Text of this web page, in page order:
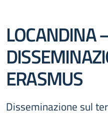
LOCANDINA
ERASMUS
Disseminazione sul